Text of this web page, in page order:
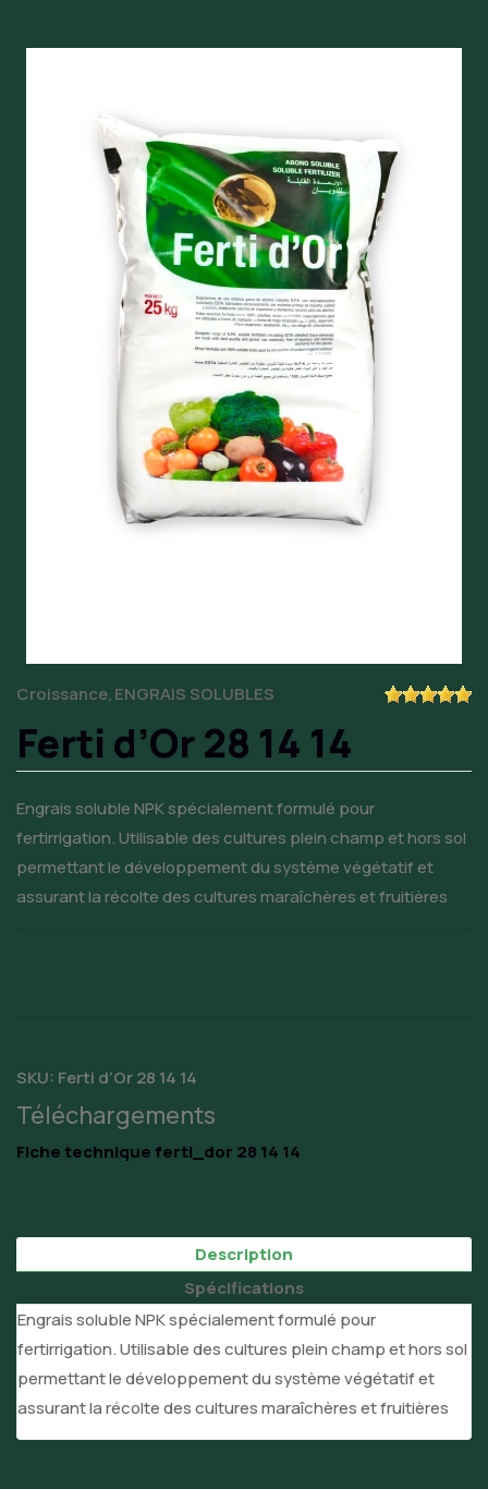
CroissanceENGRAIS SOLUBLES
Ferti d’Or 28 14 14
Engrais soluble NPK spécialement formulé pour
fertirrigation. Utilisable des cultures plein champ et hors sol
permettant le développement du système végétatif et
assurant la récolte des cultures maraîchères et fruitières
SKU: Ferti d’Or 28 14 14
Téléchargements
Fiche technique ferti_dor 28 14 14
Description
Spécifications
Engrais soluble NPK spécialement formulé pour
fertirrigation. Utilisable des cultures plein champ et hors sol
permettant le développement du système végétatif et
assurant la récolte des cultures maraîchères et fruitières